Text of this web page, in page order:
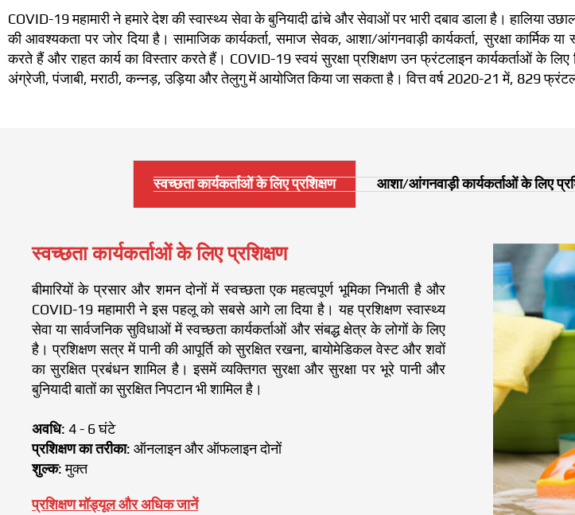
COVID-19 महामारी ने हमारे देश की स्वास्थ्य सेवा के बुनियादी ढांचे और सेवाओं पर भारी दबाव डाला है। हालिया
की आवश्यकता पर जोर दिया है। सामाजिक कार्यकर्ता, समाज सेवक, आशा/आंगनवाड़ी कार्यकर्ता, सुरक्षा कार्मिक या
करते हैं और राहत कार्य का विस्तार करते हैं। COVID-19 स्वयं सुरक्षा प्रशिक्षण उन फ्रंटलाइन कार्यकर्ताओं के लिए
अंग्रेजी, पंजाबी, मराठी, कन्नड़, उड़िया और तेलुगु में आयोजित किया जा सकता है। वित्त वर्ष 2020-21 में, 829
स्वच्छता कार्यकर्ताओं के लिए प्रशिक्षण आशा/आंगनवाड़ी कार्यकर्ताओं के लिए
स्वच्छता कार्यकर्ताओं के लिए प्रशिक्षण
बीमारियों के प्रसार और शमन दोनों में स्वच्छता एक महत्वपूर्ण भूमिका निभाती है और
COVID-19 महामारी ने इस पहलू को सबसे आगे ला दिया है। यह प्रशिक्षण स्वास्थ्य
सेवा या सार्वजनिक सुविधाओं में स्वच्छता कार्यकर्ताओं और संबद्ध क्षेत्र के लोगों के लिए
है। प्रशिक्षण सत्र में पानी की आपूर्ति को सुरक्षित रखना, बायोमेडिकल वेस्ट और शवों
का सुरक्षित प्रबंधन शामिल है। इसमें व्यक्तिगत सुरक्षा और सुरक्षा पर भूरे पानी और
बुनियादी बातों का सुरक्षित निपटान भी शामिल है।
अवधि: 4 - 6 घंटे
प्रशिक्षण का तरीका: ऑनलाइन और ऑफलाइन दोनों
शुल्क: मुक्त
प्रशिक्षण मॉड्यूल और अधिक जानें